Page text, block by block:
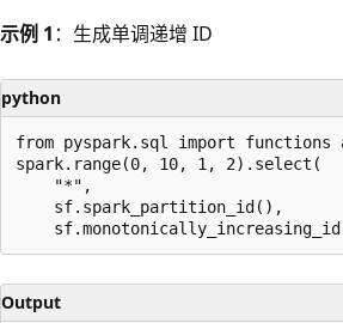
示例 1 ：生成单调递增 ID
python
from pyspark.sql import functions
spark.range(0, 10, 1, 2).select(
    "*",
    sf.spark_partition_id(),
Output